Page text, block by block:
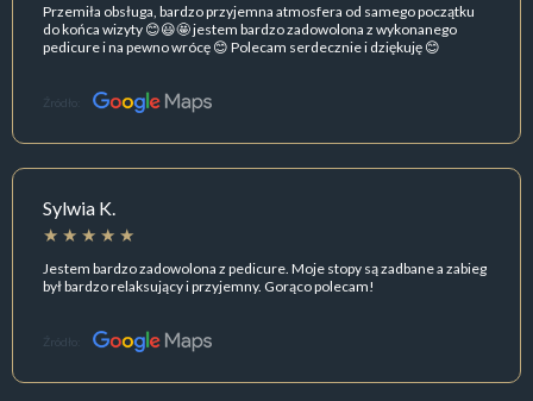
Przemiła obsługa, bardzo przyjemna atmosfera od samego początku
do końca wizyty 😊😃🤩 jestem bardzo zadowolona z wykonanego
pedicure i na pewno wrócę 😊 Polecam serdecznie i dziękuję 😊
Źródło:
Sylwia K.
Jestem bardzo zadowolona z pedicure. Moje stopy są zadbane a zabieg
był bardzo relaksujący i przyjemny. Gorąco polecam!
Źródło: